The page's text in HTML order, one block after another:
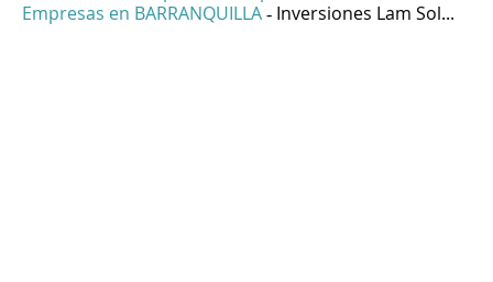
Empresas en BARRANQUILLA - Inversiones Lam Sol...